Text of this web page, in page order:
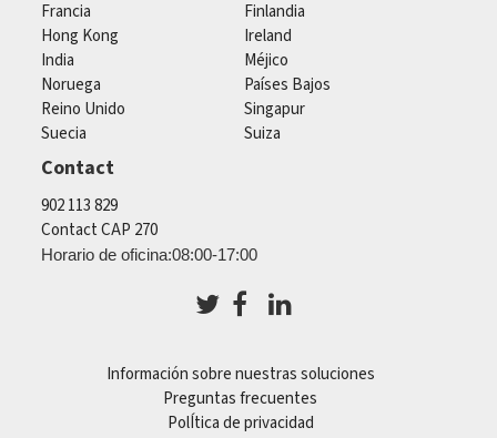
Francia
Finlandia
Hong Kong
Ireland
India
Méjico
Noruega
Países Bajos
Reino Unido
Singapur
Suecia
Suiza
Contact
902 113 829
Contact CAP 270
Horario de oficina:08:00-17:00
Información sobre nuestras soluciones
Preguntas frecuentes
PolÍtica de privacidad